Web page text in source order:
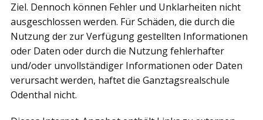
Ziel. Dennoch können Fehler und Unklarheiten nicht
ausgeschlossen werden. Für Schäden, die durch die
Nutzung der zur Verfügung gestellten Informationen
oder Daten oder durch die Nutzung fehlerhafter
und/oder unvollständiger Informationen oder Daten
verursacht werden, haftet die Ganztagsrealschule
Odenthal nicht.